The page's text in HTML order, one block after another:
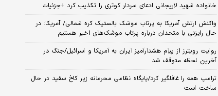
خانواده شهید لاریجانی ادعای سردار کوثری را تکذیب کرد +جزئیات
واکنش ارتش آمریکا به پرتاب موشک بالستیک کره شمالی/ آمریکا: در
حال رایزنی با متحدان درباره پرتاب موشک‌های اخیر هستیم
روایت رویترز از پیام هشدارآمیز ایران به آمریکا و اسرائیل/جنگ در
آخرین لحظه متوقف شد
ترامپ همه را غافلگیر کرد/پایگاه نظامی محرمانه زیر کاخ سفید در حال
ساخت است